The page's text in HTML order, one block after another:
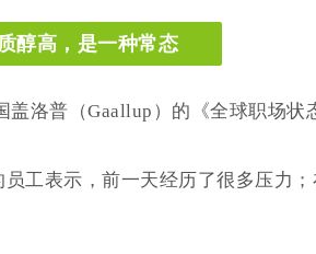
醇高，是一种常态
盖洛普 （Gaallup）的《全球职场状
员工表示，前一天经历了很多压力